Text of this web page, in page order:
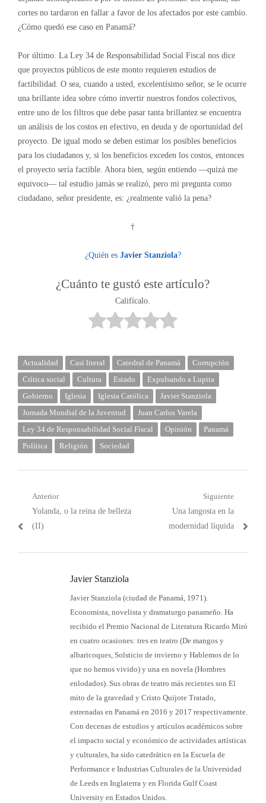
cortes no tardaron en fallar a favor de los afectados por este cambio.
¿Cómo quedó ese caso en Panamá?
Por último. La Ley 34 de Responsabilidad Social Fiscal nos dice
que proyectos públicos de este monto requieren estudios de
factibilidad. O sea, cuando a usted, excelentísimo señor, se le ocurre
una brillante idea sobre cómo invertir nuestros fondos colectivos,
entre uno de los filtros que debe pasar tanta brillantez se encuentra
un análisis de los costos en efectivo, en deuda y de oportunidad del
proyecto. De igual modo se deben estimar los posibles beneficios
para los ciudadanos y, si los beneficios exceden los costos, entonces
el proyecto sería factible. Ahora bien, según entiendo —quizá me
equivoco— tal estudio jamás se realizó, pero mi pregunta como
ciudadano, señor presidente, es: ¿realmente valió la pena?
†
¿Quién es Javier Stanziola?
¿Cuánto te gustó este artículo?
Califícalo.
Actualidad Casi literal Catedral de Panamá
Corrupción
Crítica social
Cultura Estado
Expulsando a Lupita
Gobierno
Iglesia Iglesia Católica
Javier Stanziola
Jornada Mundial de la Juventud
Juan Carlos Varela
Ley 34 de Responsabilidad Social Fiscal
Opinión
Panamá
Política
Religión Sociedad
Navegación
de
Anterior
Post
anterior:
Yolanda, o la reina de belleza
(II)
Siguiente
Próximo
post:
Una langosta en la
modernidad líquida
Javier Stanziola
Javier Stanziola (ciudad de Panamá, 1971).
Economista, novelista y dramaturgo panameño. Ha
recibido el Premio Nacional de Literatura Ricardo Miró
en cuatro ocasiones: tres en teatro (De mangos y
albaricoques, Solsticio de invierno y Hablemos de lo
que no hemos vivido) y una en novela (Hombres
enlodados). Sus obras de teatro más recientes son El
mito de la gravedad y Cristo Quijote Tratado,
estrenadas en Panamá en 2016 y 2017 respectivamente.
Con decenas de estudios y artículos académicos sobre
el impacto social y económico de actividades artísticas
y culturales, ha sido catedrático en la Escuela de
Performance e Industrias Culturales de la Universidad
de Leeds en Inglaterra y en Florida Gulf Coast
University en Estados Unidos.